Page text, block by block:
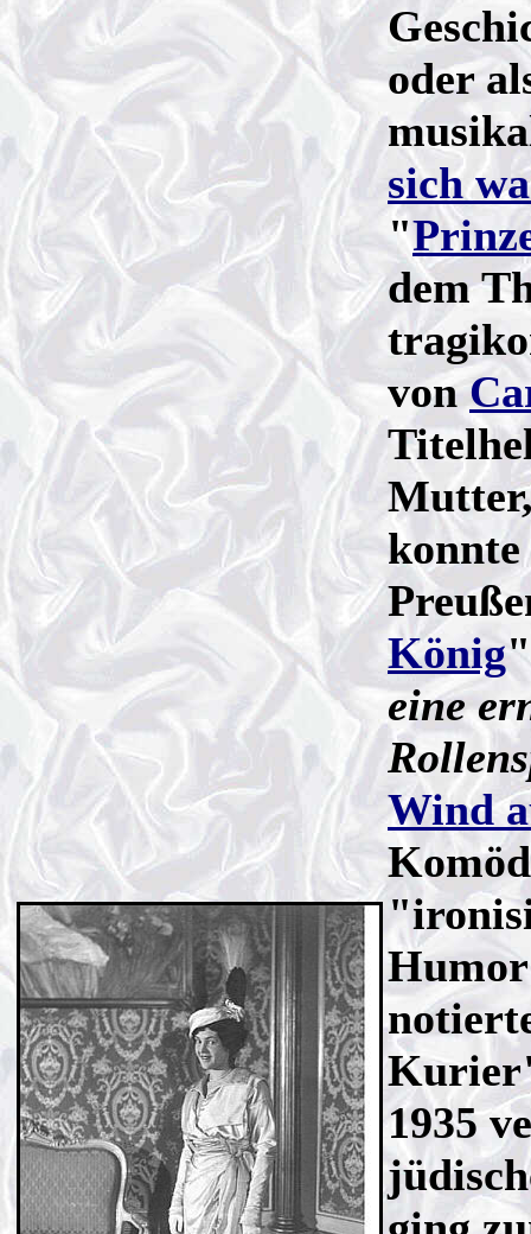
oder
sich
"
dem
von
konnte
König"
eine
Wind
1935